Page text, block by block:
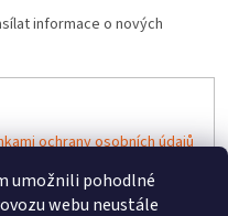
umožnili pohodlné
webu neustále
informace o nových
ochrany osobních údajů